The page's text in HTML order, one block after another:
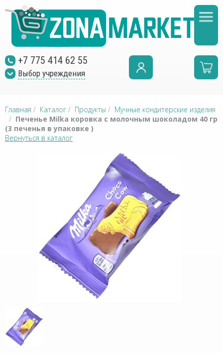
+7 775 414 62 55
Выбор учреждения
Главная / Каталог / Продукты / Мучные кондитерские изделия
/ Печенье Milka коровка с молочным шоколадом 40 гр
(3 печенья в упаковке )
Вернуться в каталог